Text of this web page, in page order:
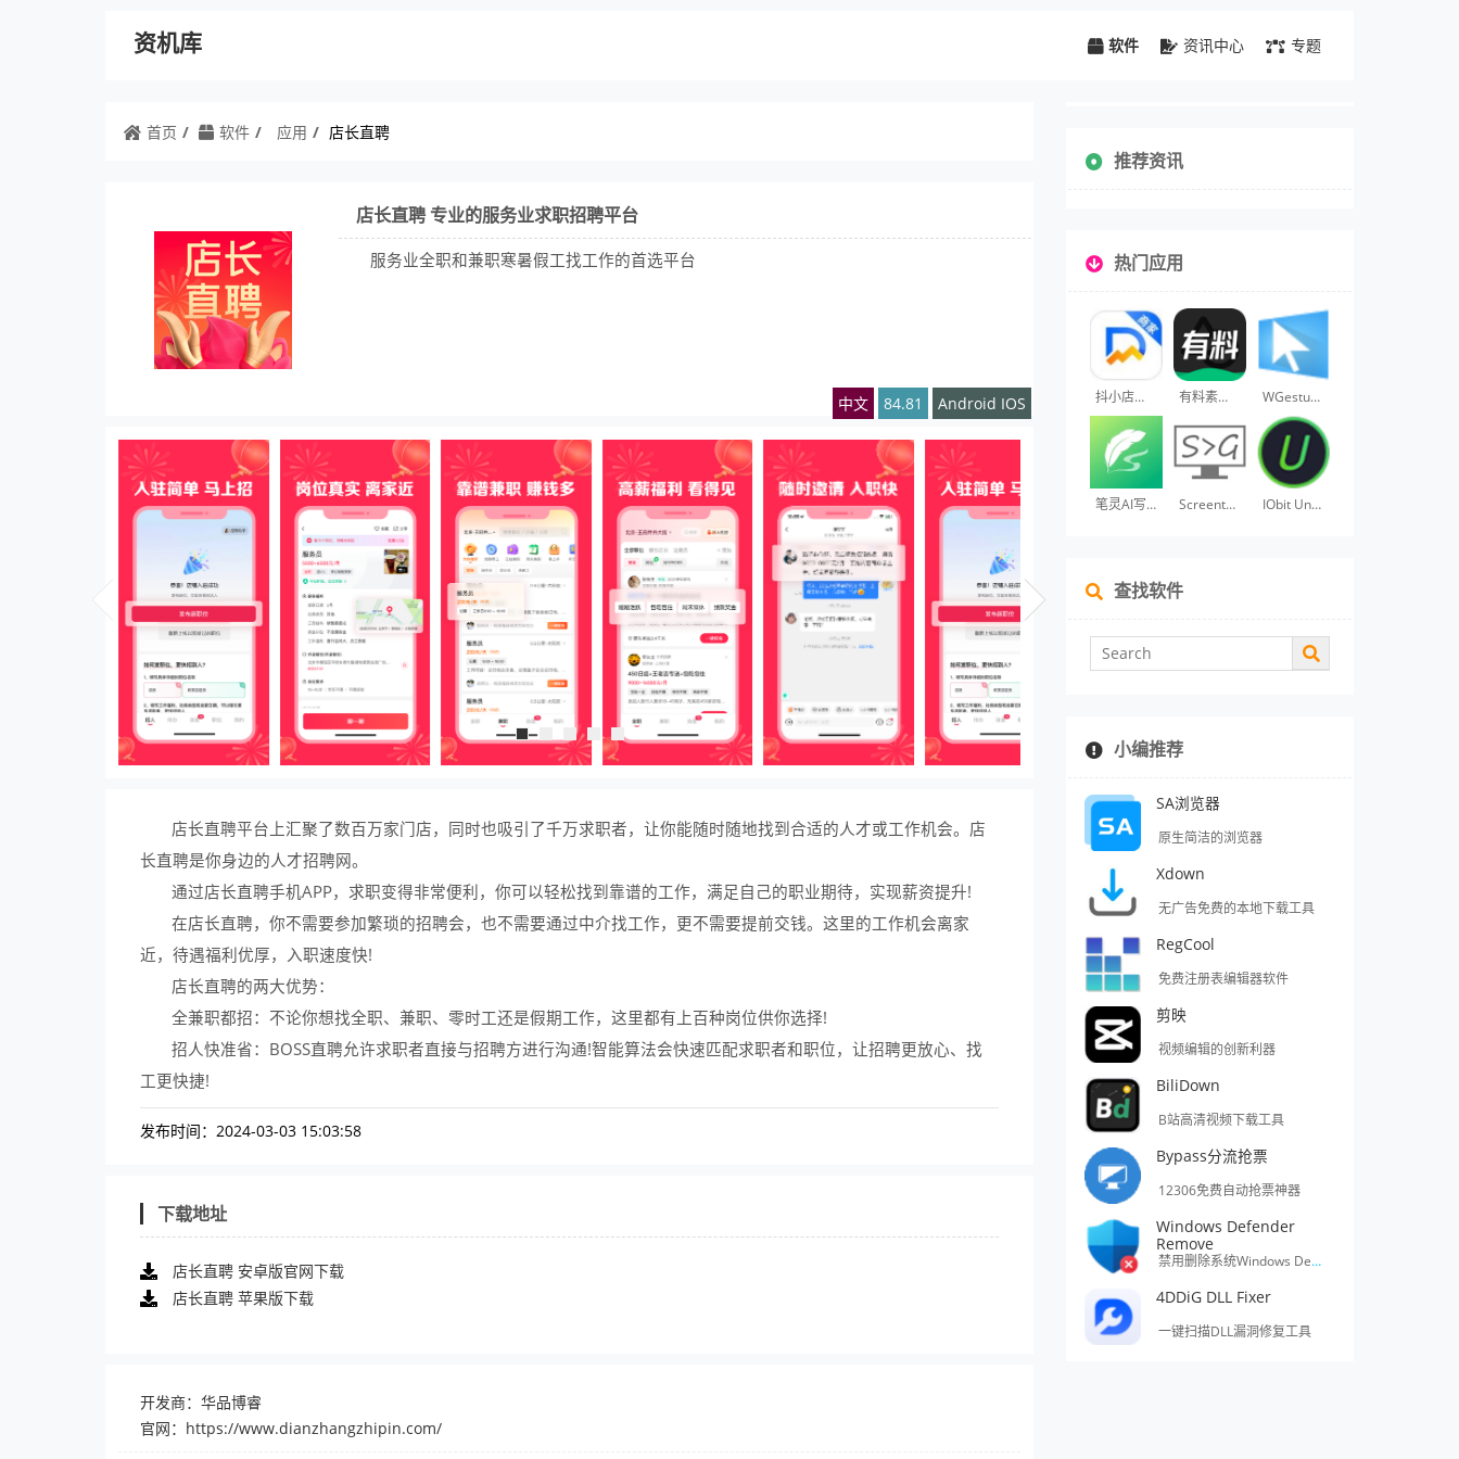
资机库 软件 资讯中心 专题
首页 软件 应用 店长直聘
店长直聘 专业的服务业求职招聘平台
服务业全职和兼职寒暑假工找工作的首选平台
中文 84.81 Android IOS
店长直聘平台上汇聚了数百万家门店，同时也吸引了千万求职者，让你能随时随地找到合适的人才或工作机会。店
长直聘是你身边的人才招聘网。
通过店长直聘手机APP，求职变得非常便利，你可以轻松找到靠谱的工作，满足自己的职业期待，实现薪资提升!
在店长直聘，你不需要参加繁琐的招聘会，也不需要通过中介找工作，更不需要提前交钱。这里的工作机会离家
近，待遇福利优厚，入职速度快!
店长直聘的两大优势：
全兼职都招：不论你想找全职、兼职、零时工还是假期工作，这里都有上百种岗位供你选择!
招人快准省：BOSS直聘允许求职者直接与招聘方进行沟通!智能算法会快速匹配求职者和职位，让招聘更放心、找
工更快捷!
发布时间：2024-03-03 15:03:58
下载地址
店长直聘 安卓版官网下载
店长直聘 苹果版下载
开发商：华品博睿
官网： https://www.dianzhangzhipin.com/
推荐资讯
热门应用
抖小店商家版 有料素材库 WGestures
笔灵AI写作 Screentogif IObit Uninstaller
查找软件
小编推荐
SA浏览器
原生简洁的浏览器
Xdown
无广告免费的本地下载工具
RegCool
免费注册表编辑器软件
剪映
视频编辑的创新利器
BiliDown
B站高清视频下载工具
Bypass分流抢票
12306免费自动抢票神器
Windows Defender
Remove
禁用删除系统Windows Defender的工具
4DDiG DLL Fixer
一键扫描DLL漏洞修复工具